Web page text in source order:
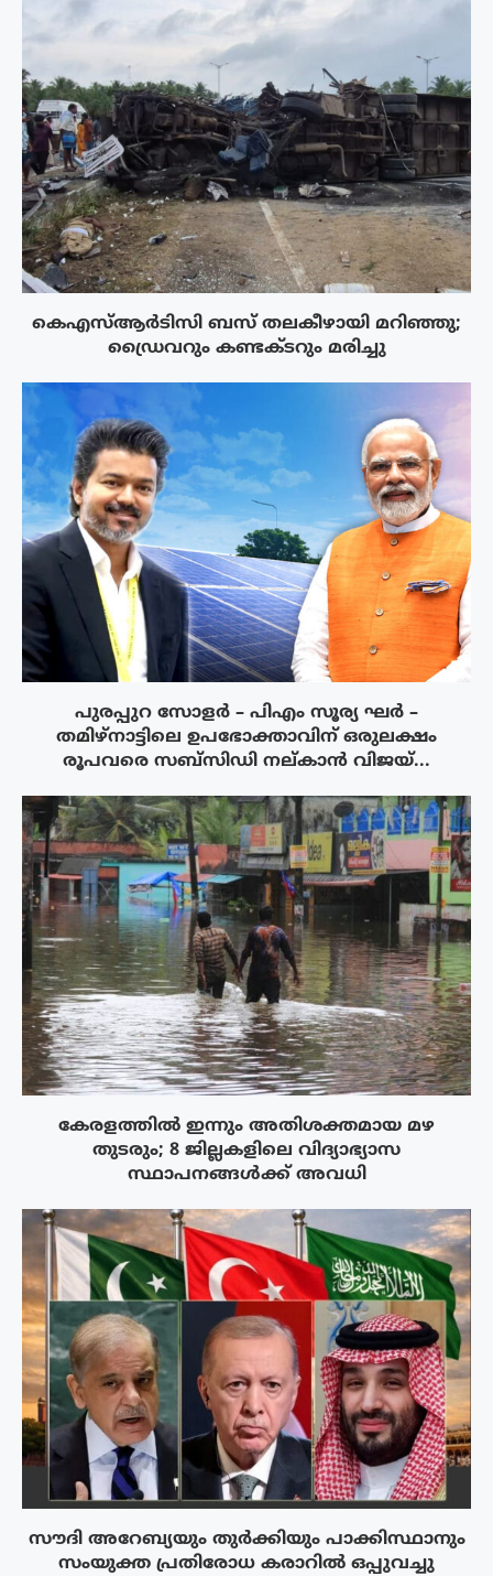
കെഎസ്ആർടിസി ബസ് തലകീഴായി മറിഞ്ഞു;
ഡ്രൈവറും കണ്ടക്ടറും മരിച്ചു
പുരപ്പുറ സോളർ – പിഎം സൂര്യ ഘർ –
തമിഴ്നാട്ടിലെ ഉപഭോക്താവിന് ഒരുലക്ഷം
രൂപവരെ സബ്സിഡി നല്കാൻ വിജയ്...
കേരളത്തിൽ ഇന്നും അതിശക്തമായ മഴ
തുടരും; 8 ജില്ലകളിലെ വിദ്യാഭ്യാസ
സ്ഥാപനങ്ങൾക്ക് അവധി
സൗദി അറേബ്യയും തുർക്കിയും പാക്കിസ്ഥാനും
സംയുക്ത പ്രതിരോധ കരാറിൽ ഒപ്പുവച്ചു